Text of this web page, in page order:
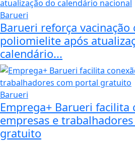
Barueri
Barueri reforça vacinação
poliomielite após
calendário...
Barueri
Emprega+ Barueri facilita
empresas e
gratuito